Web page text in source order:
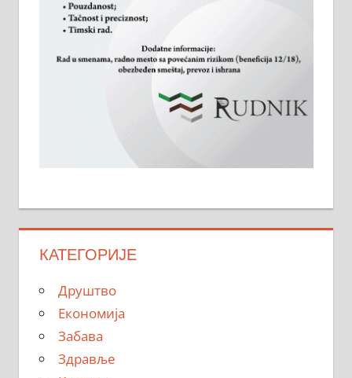
КАТЕГОРИЈЕ
Друштво
Економија
Забава
Здравље